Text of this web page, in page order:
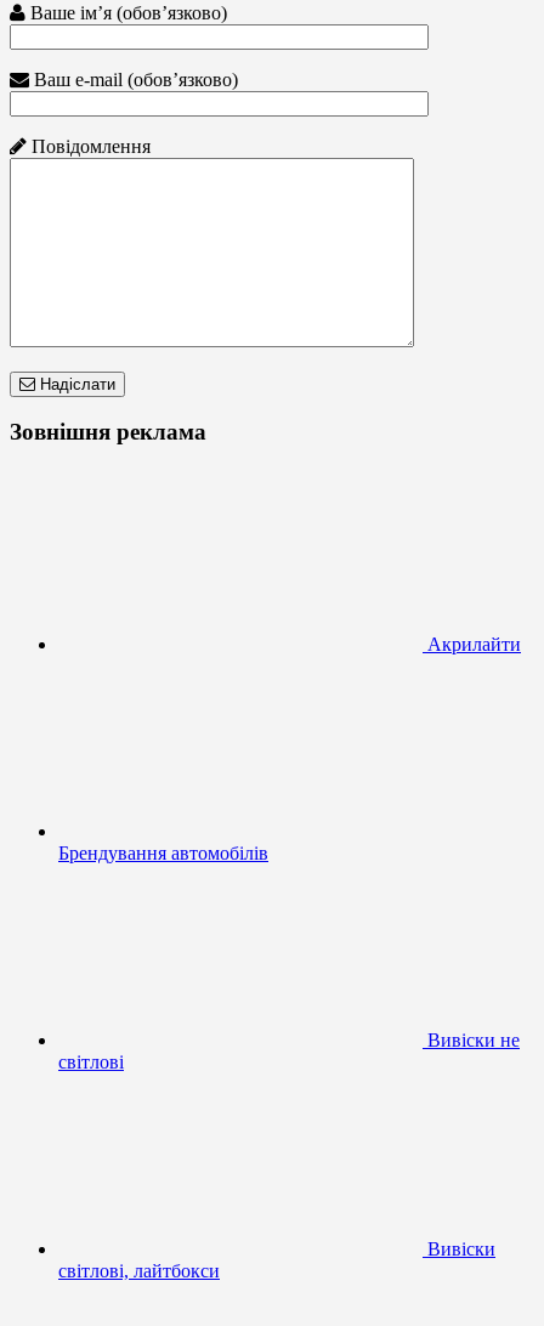
Ваше ім’я (обов’язково)
Ваш e-mail (обов’язково)
Повідомлення
Надіслати
Зовнішня реклама
Акрилайти
Брендування автомобілів
Вивіски не
світлові
Вивіски
світлові, лайтбокси